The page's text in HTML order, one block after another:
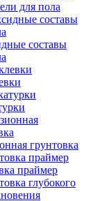
для пола
составы
грунтовка
праймер